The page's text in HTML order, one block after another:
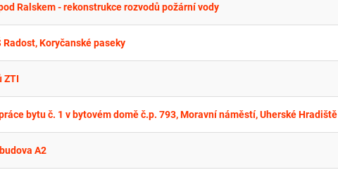
Ralskem - rekonstrukce rozvodů požární vody
Koryčanské paseky
ZTI
bytu č. 1 v bytovém domě č.p. 793, Moravní náměstí, Uherské Hradiště
A2